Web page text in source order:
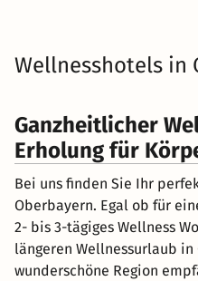
Wellnesshotels in
Ganzheitlicher
Erholung für
Bei uns finden Sie Ihr
Oberbayern. Egal ob für
2- bis 3-tägiges Wellness
längeren Wellnessurlaub
wunderschöne Region